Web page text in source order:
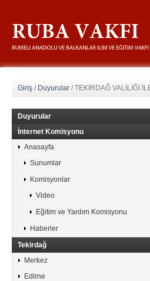
Giriş / Duyurular /TEKİRDAĞ VALİLİĞİ
Duyurular
İnternet Komisyonu
Anasayfa
Sunumlar
Komisyonlar
Video
Eğitim ve Yardım Komisyonu
Haberler
Tekirdağ
Merkez
Edirne